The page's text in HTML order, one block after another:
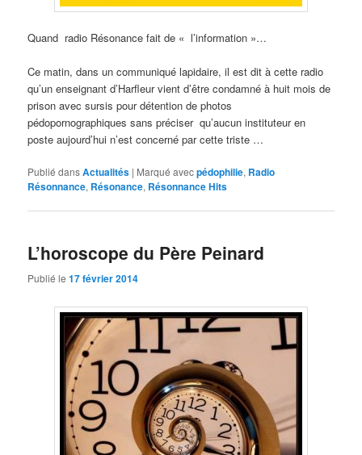
Quand radio Résonance fait de « l’information »…
Ce matin, dans un communiqué lapidaire, il est dit à cette radio
qu’un enseignant d’Harfleur vient d’être condamné à huit mois de
prison avec sursis pour détention de photos
pédopornographiques sans préciser qu’aucun instituteur en
poste aujourd’hui n’est concerné par cette triste …
Publié dansActualités | Marqué avecpédophilie, Radio
Résonnance, Résonance, Résonnance Hits
L’horoscope du Père Peinard
Publié le17 février 2014